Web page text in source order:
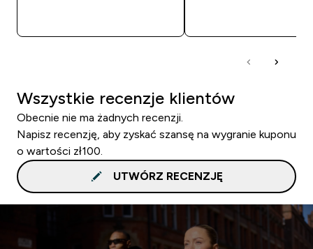
Wszystkie recenzje klientów
Obecnie nie ma żadnych recenzji.
Napisz recenzję, aby zyskać szansę na wygranie kuponu
o wartości zł100.
UTWÓRZ RECENZJĘ